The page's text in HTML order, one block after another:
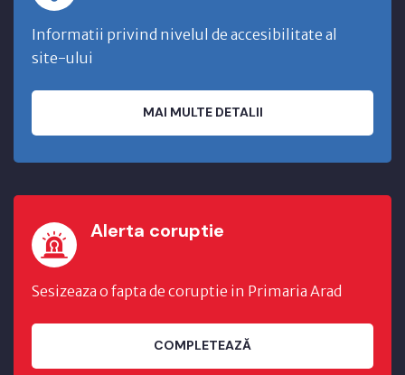
Informatii privind nivelul de accesibilitate al
site-ului
MAI MULTE DETALII
Alerta coruptie
Sesizeaza o fapta de coruptie in Primaria Arad
COMPLETEAZĂ